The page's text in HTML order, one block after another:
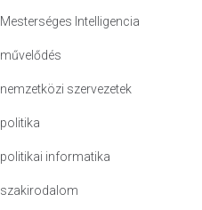
Mesterséges Intelligencia
művelődés
nemzetközi szervezetek
politika
politikai informatika
szakirodalom